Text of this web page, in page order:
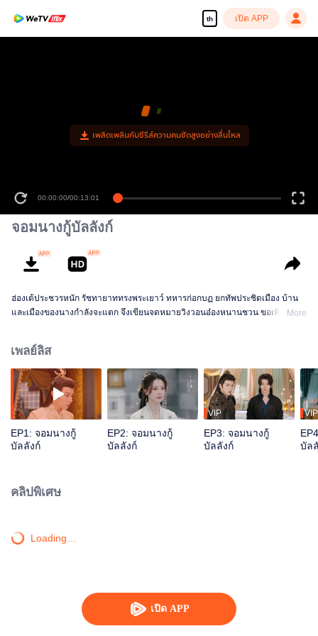
th เปิด APP
เปิด APP
เพลิดเพลินกับซีรีส์ความคมชัดสูงอย่างลื่นไหล
00:00:00/00:13:01
จอมนางกู้บัลลังก์
ฮ่องเต้ประชวรหนัก รัชทายาททรงพระเยาว์ ทหารก่อกบฏ ยกทัพประชิดเมือง บ้าน
และเมืองของนางกำลังจะแตก จึงเขียนจดหมายวิงวอนอ๋องหนานชวน ขอเพียงเขา
ตอบแทน อย่างไรก็ต้องจ่าย สิ่งที่เขาหมายปอง ไม่ใช่บัลลังก์ แต่เพียงคนคนหนึ่ง
More
เพลย์ลิส
EP1: จอมนางกู้
บัลลังก์
EP2: จอมนางกู้
บัลลังก์
VIP
EP3: จอมนางกู้
บัลลังก์
VIP
บัล
คลิปพิเศษ
Loading…